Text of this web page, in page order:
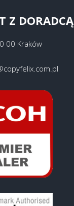
Z DORADCĄ
00 Kraków